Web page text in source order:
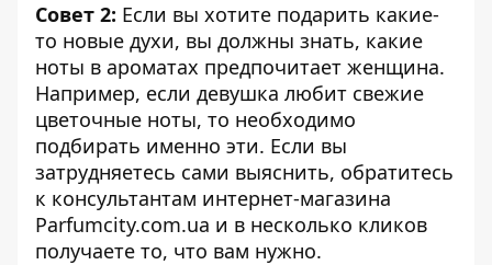
Совет 2: Если вы хотите подарить какие-
то новые духи, вы должны знать, какие
ноты в ароматах предпочитает женщина.
Например, если девушка любит свежие
цветочные ноты, то необходимо
подбирать именно эти. Если вы
затрудняетесь сами выяснить, обратитесь
к консультантам интернет-магазина
Parfumcity.com.ua и в несколько кликов
получаете то, что вам нужно.